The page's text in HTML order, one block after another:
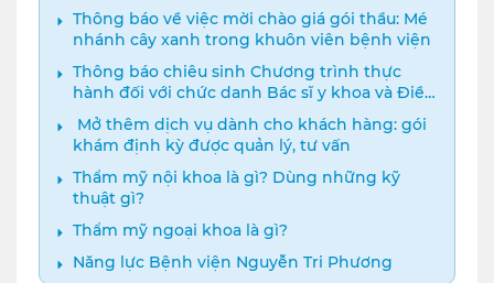
Thông báo về việc mời chào giá gói thầu: Mé
nhánh cây xanh trong khuôn viên bệnh viện
Thông báo chiêu sinh Chương trình thực
hành đối với chức danh Bác sĩ y khoa và Điều
dưỡng năm 2024
️ Mở thêm dịch vụ dành cho khách hàng: gói
khám định kỳ được quản lý, tư vấn
Thẩm mỹ nội khoa là gì? Dùng những kỹ
thuật gì?
Thẩm mỹ ngoại khoa là gì?
Năng lực Bệnh viện Nguyễn Tri Phương